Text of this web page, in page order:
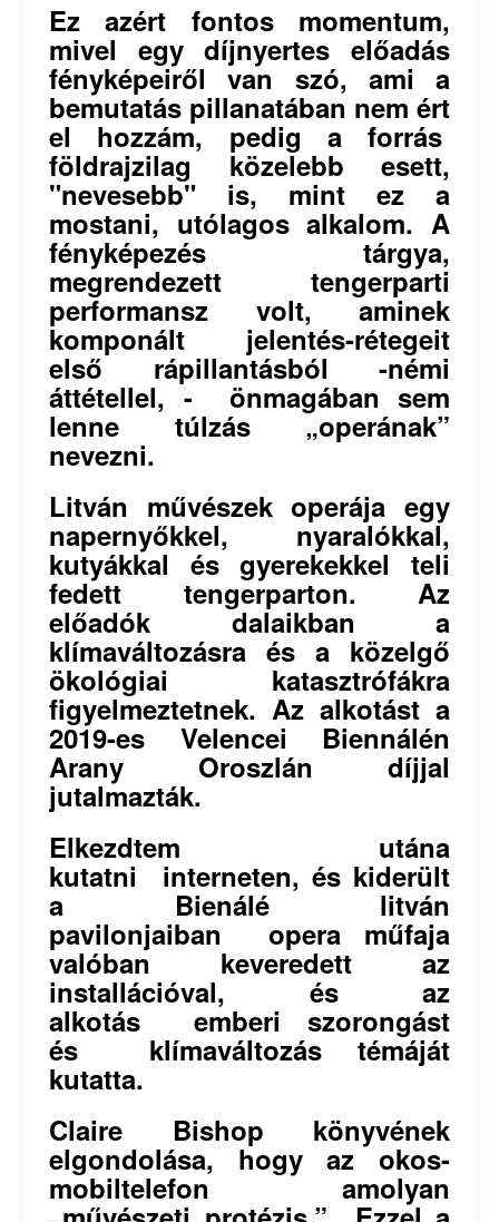
Ez azért fontos momentum,
mivel egy díjnyertes előadás
fényképeiről van szó, ami a
bemutatás pillanatában nem ért
el hozzám, pedig a forrás
földrajzilag közelebb esett,
"nevesebb" is, mint ez a
mostani, utólagos alkalom. A
fényképezés tárgya,
megrendezett tengerparti
performansz volt, aminek
komponált jelentés-rétegeit
első rápillantásból -némi
áttétellel, - önmagában sem
lenne túlzás „operának”
nevezni.
Litván művészek operája egy
napernyőkkel, nyaralókkal,
kutyákkal és gyerekekkel teli
fedett tengerparton. Az
előadók dalaikban a
klímaváltozásra és a közelgő
ökológiai katasztrófákra
figyelmeztetnek. Az alkotást a
2019-es Velencei Biennálén
Arany Oroszlán díjjal
jutalmazták.
Elkezdtem utána
kutatni interneten, és kiderült
a Bienálé litván
pavilonjaiban opera műfaja
valóban keveredett az
installációval, és az
alkotás emberi szorongást
és klímaváltozás témáját
kutatta.
Claire Bishop könyvének
elgondolása, hogy az okos-
mobiltelefon amolyan